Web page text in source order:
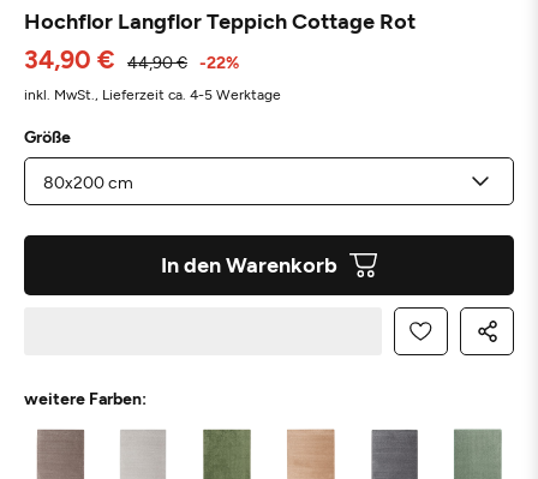
Hochflor Langflor Teppich Cottage Rot
34,90 € 44,90 € -22%
inkl. MwSt., Lieferzeit ca. 4-5 Werktage
Größe
In den Warenkorb
weitere Farben: